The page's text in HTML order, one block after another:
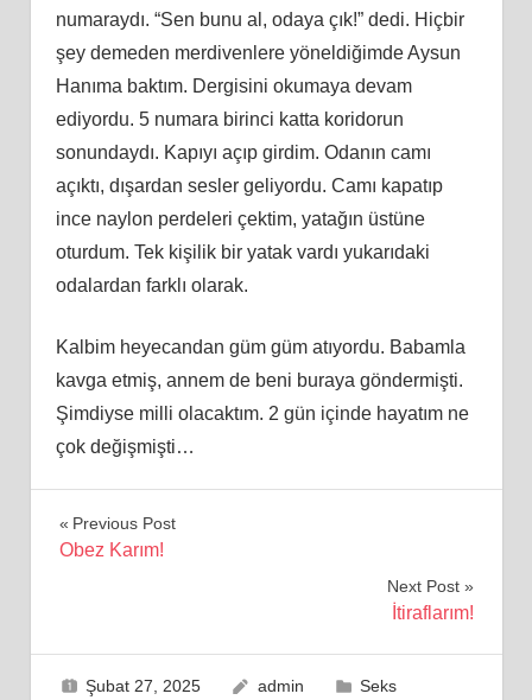
numaraydı. “Sen bunu al, odaya çık!” dedi. Hiçbir
şey demeden merdivenlere yöneldiğimde Aysun
Hanıma baktım. Dergisini okumaya devam
ediyordu. 5 numara birinci katta koridorun
sonundaydı. Kapıyı açıp girdim. Odanın camı
açıktı, dışardan sesler geliyordu. Camı kapatıp
ince naylon perdeleri çektim, yatağın üstüne
oturdum. Tek kişilik bir yatak vardı yukarıdaki
odalardan farklı olarak.
Kalbim heyecandan güm güm atıyordu. Babamla
kavga etmiş, annem de beni buraya göndermişti.
Şimdiyse milli olacaktım. 2 gün içinde hayatım ne
çok değişmişti…
Yazı
Previous Post
Obez Karım!
Next Post
İtiraflarım!
Şubat 27, 2025 admin
Seks